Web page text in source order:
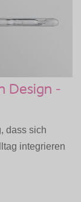
Design -
dass sich
integrieren